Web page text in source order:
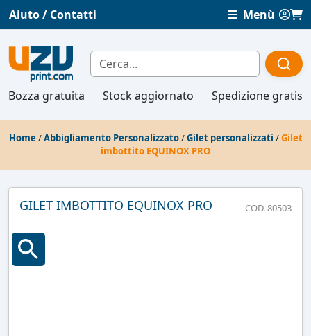
Aiuto / Contatti Menù
Bozza gratuita Stock aggiornato Spedizione gratis
Home /Abbigliamento Personalizzato/Gilet personalizzati /Gilet
imbottito EQUINOX PRO
GILET IMBOTTITO EQUINOX PRO COD. 80503